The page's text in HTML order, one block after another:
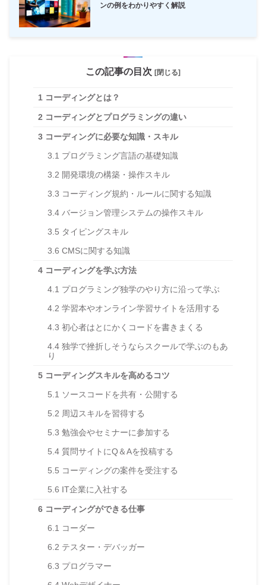
ンの例をわかりやすく解説
この記事の目次 [閉じる]
1 コーディングとは？
2 コーディングとプログラミングの違い
3 コーディングに必要な知識・スキル
3.1 プログラミング言語の基礎知識
3.2 開発環境の構築・操作スキル
3.3 コーディング規約・ルールに関する知識
3.4 バージョン管理システムの操作スキル
3.5 タイピングスキル
3.6 CMSに関する知識
4 コーディングを学ぶ方法
4.1 プログラミング独学のやり方に沿って学ぶ
4.2 学習本やオンライン学習サイトを活用する
4.3 初心者はとにかくコードを書きまくる
4.4 独学で挫折しそうならスクールで学ぶのもあ
り
5 コーディングスキルを高めるコツ
5.1 ソースコードを共有・公開する
5.2 周辺スキルを習得する
5.3 勉強会やセミナーに参加する
5.4 質問サイトにQ＆Aを投稿する
5.5 コーディングの案件を受注する
5.6 IT企業に入社する
6 コーディングができる仕事
6.1 コーダー
6.2 テスター・デバッガー
6.3 プログラマー